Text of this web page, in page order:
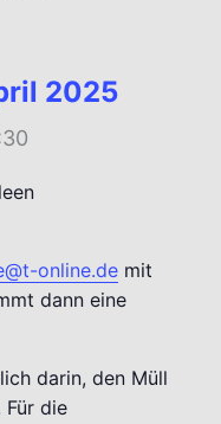
2025
online.de mit
dann eine
darin, den Müll
Für die